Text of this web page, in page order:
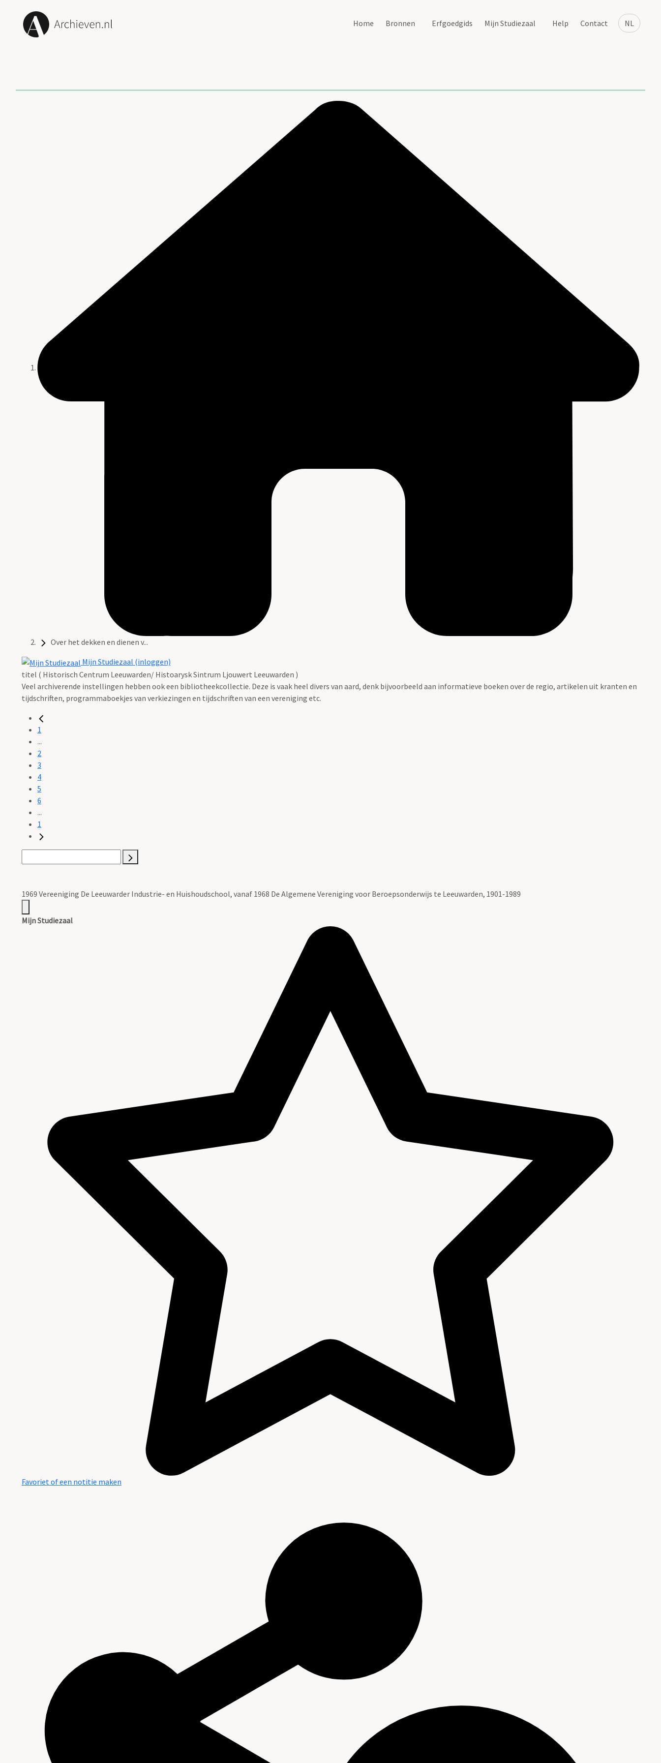
NL
Home Bronnen Erfgoedgids Mijn Studiezaal Help Contact
Over het dekken en dienen v...
Mijn Studiezaal (inloggen)
titel ( Historisch Centrum Leeuwarden/ Histoarysk Sintrum Ljouwert Leeuwarden )
Veel archiverende instellingen hebben ook een bibliotheekcollectie. Deze is vaak heel divers van aard, denk bijvoorbeeld aan informatieve boeken over de regio, artikelen uit kranten en
tijdschriften, programmaboekjes van verkiezingen en tijdschriften van een vereniging etc.
1
...
2
3
4
5
6
...
1
1969 Vereeniging De Leeuwarder Industrie- en Huishoudschool, vanaf 1968 De Algemene Vereniging voor Beroepsonderwijs te Leeuwarden, 1901-1989
Mijn Studiezaal
Favoriet of een notitie maken